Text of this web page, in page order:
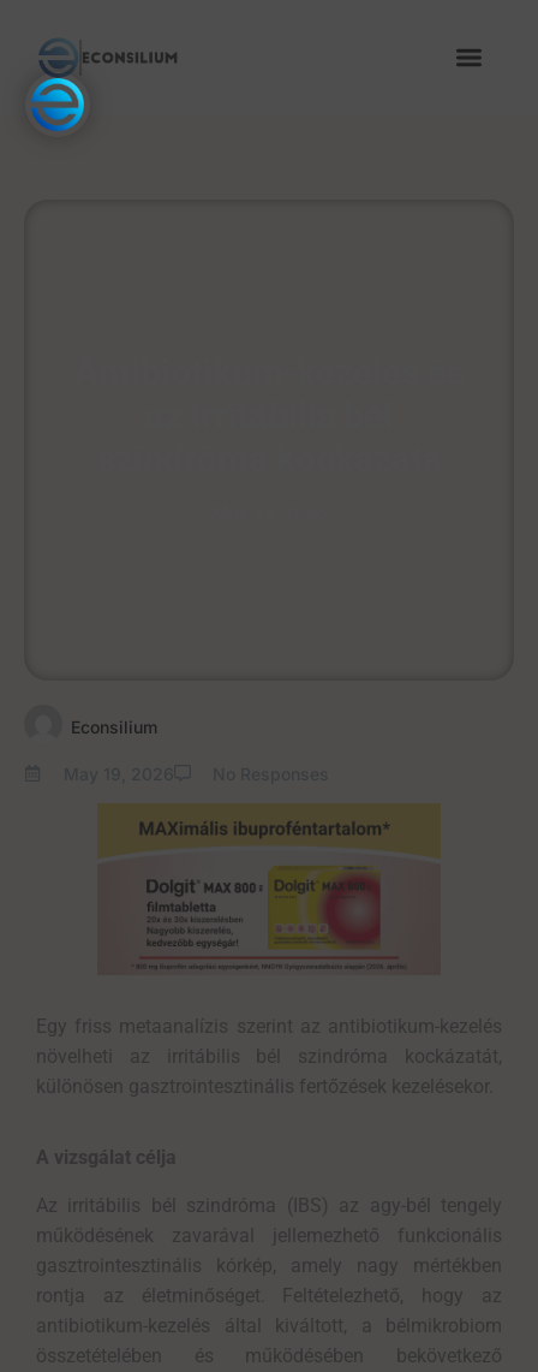
Econsilium
Egy friss metaanalízis szerint az antibiotikum-kezelés
növelheti az
irritábilis bél szindróma kockázatát,
különösen gasztrointesztinális fertőzések kezelésekor.
A vizsgálat célja
Az irritábilis bél szindróma (IBS) az agy-bél tengely
működésének zavarával jellemezhető funkcionális
gasztrointesztinális kórkép, amely nagy mértékben
rontja az életminőséget. Feltételezhető, hogy az
antibiotikum-kezelés által kiváltott, a bélmikrobiom
összetételében és működésében bekövetkező